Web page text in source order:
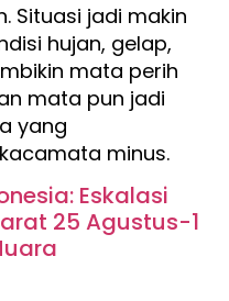
Situasi jadi makin
hujan, gelap,
mata perih
mata pun jadi
yang
minus.
Eskalasi
25 Agustus-1